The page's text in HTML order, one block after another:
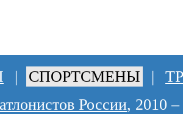
| СПОРТСМЕНЫ |
России, 2010